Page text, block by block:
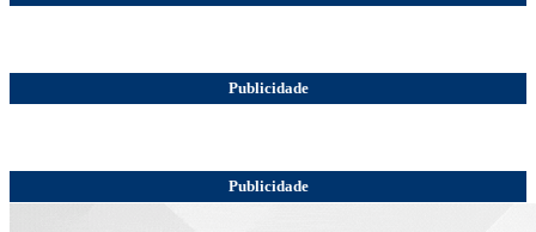
Publicidade
Publicidade